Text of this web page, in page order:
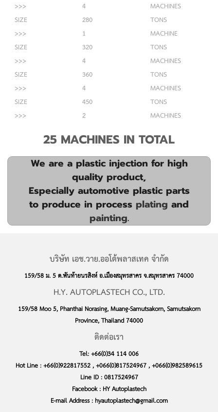
>>>
4
MACHINES
SIZE
280
TONS
>>>
1
MACHINE
SIZE
320
TONS
>>>
4
MACHINES
SIZE
360
TONS
>>>
4
MACHINES
SIZE
450
TONS
>>>
2 MACHINES
25 MACHINES IN TOTAL
We are a plastic injection for high
quality product,
Especially automotive plastic parts
to produce in process plating and
painting.
บริษัท เอช.วาย.ออโต้พลาสเทค จำกัด
159/58 ม. 5 ต.พันท้ายนรสิงห์ อ.เมืองสมุทรสาคร จ.สมุทรสาคร 74000
H.Y. AUTOPLASTECH CO., LTD.
159/58 Moo 5, Phanthai Norasing, Muang-Samutsakorn, Samutsakorn
Province, Thailand 74000
ติดต่อเรา
Tel:+66(0)34 114 006
Hot Line :+66(0)922817552,+066(0)817524967,+066(0)982589615
Line ID :0817524967
Facebook : HY Autoplastech
E-mail Address : hyautoplastech@gmail.com